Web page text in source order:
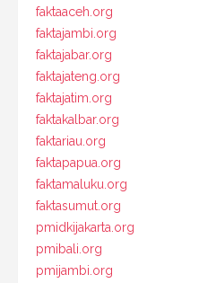
faktaaceh.org
faktajambi.org
faktajabar.org
faktajateng.org
faktajatim.org
faktakalbar.org
faktariau.org
faktapapua.org
faktamaluku.org
faktasumut.org
pmidkijakarta.org
pmibali.org
pmijambi.org